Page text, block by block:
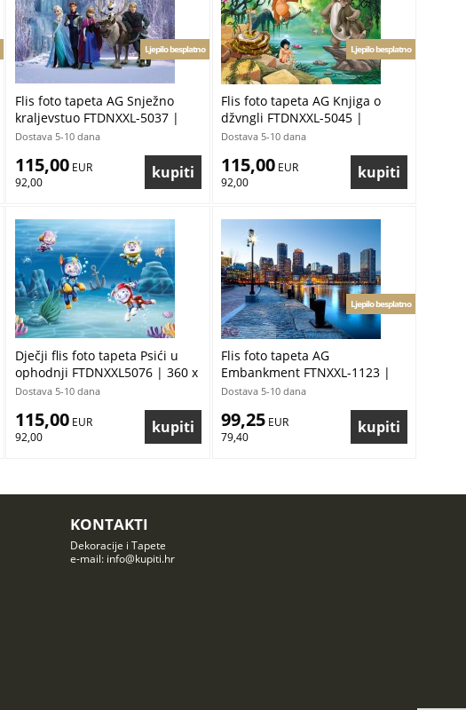
Flis foto tapeta AG Snježno
kraljevstuo FTDNXXL-5037 |
360x270 cm
Ljepilo besplatno
Dostava 5-10 dana
115,00 EUR
92,00
Flis foto tapeta AG Knjiga o
džvngli FTDNXXL-5045 |
360x270 cm
Ljepilo besplatno
Dostava 5-10 dana
115,00 EUR
92,00
Dječji flis foto tapeta Psići u
ophodnji FTDNXXL5076 | 360 x
270 cm
Dostava 5-10 dana
115,00 EUR
92,00
Flis foto tapeta AG
Embankment FTNXXL-1123 |
360x270 cm
Ljepilo besplatno
Dostava 5-10 dana
99,25 EUR
79,40
KONTAKTI
Dekoracije i Tapete
e-mail: info@kupiti.hr